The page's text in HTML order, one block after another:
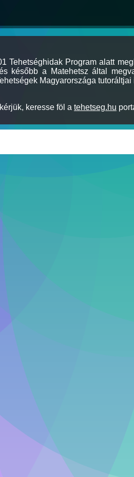
Program alatt
később a Matehetsz által
Magyarországa
keresse föl a tehetseg.hu